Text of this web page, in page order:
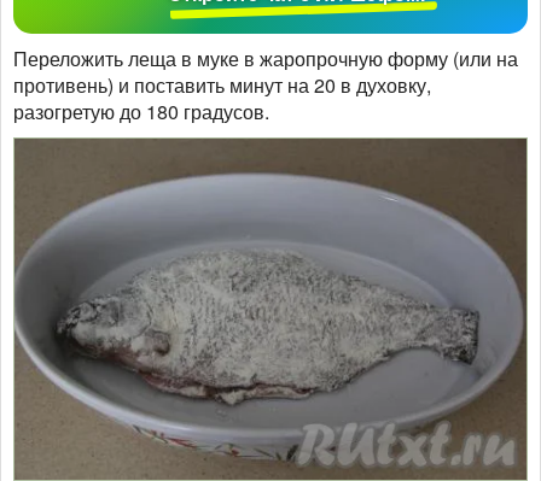
Переложить леща в муке в жаропрочную форму (или на
противень) и поставить минут на 20 в духовку,
разогретую до 180 градусов.